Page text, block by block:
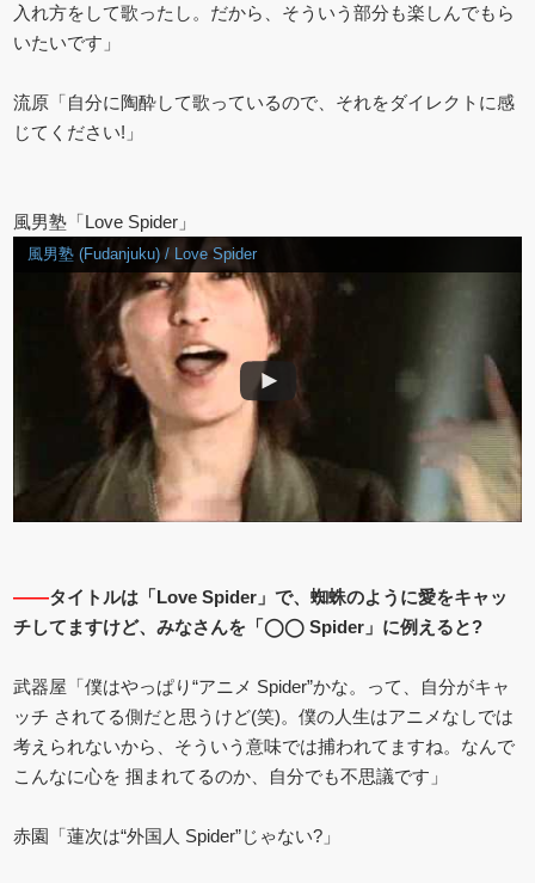
入れ方をして歌ったし。だから、そういう部分も楽しんでもら
いたいです」
流原「自分に陶酔して歌っているので、それをダイレクトに感
じてください!」
風男塾「Love Spider」
風男塾 (Fudanjuku) / Love Spider
――タイトルは「Love Spider」で、蜘蛛のように愛をキャッ
チしてますけど、みなさんを「◯◯ Spider」に例えると?
武器屋「僕はやっぱり“アニメ Spider”かな。って、自分がキャ
ッチ されてる側だと思うけど(笑)。僕の人生はアニメなしでは
考えられないから、そういう意味では捕われてますね。なんで
こんなに心を 掴まれてるのか、自分でも不思議です」
赤園「蓮次は“外国人 Spider”じゃない?」